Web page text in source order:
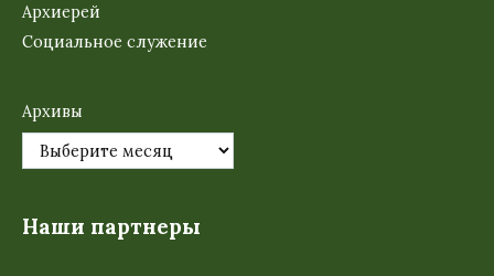
Архиерей
Социальное служение
Архивы
Наши партнеры